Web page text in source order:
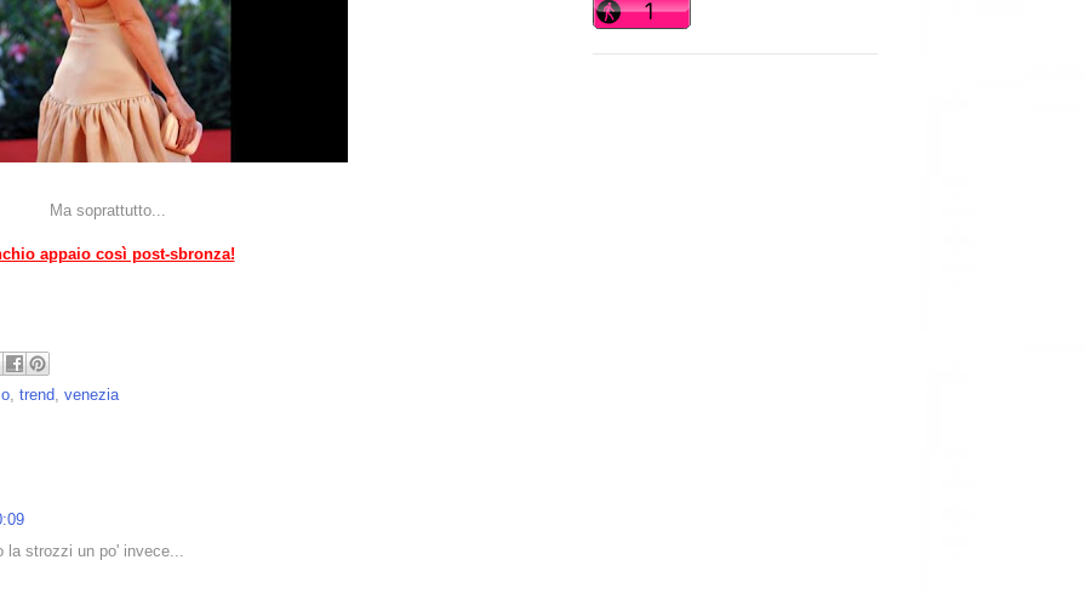
Ma soprattutto...
appaio così post-sbronza!
trend venezia
strozzi un po' invece...